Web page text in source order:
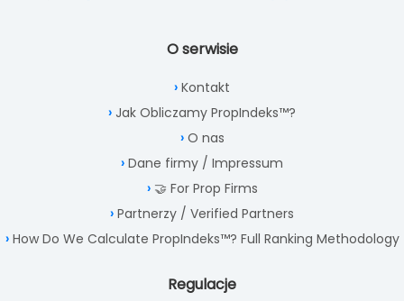
O serwisie
Kontakt
Jak Obliczamy PropIndeks™?
O nas
Dane firmy / Impressum
🤝 For Prop Firms
Partnerzy / Verified Partners
How Do We Calculate PropIndeks™? Full Ranking Methodology
Regulacje